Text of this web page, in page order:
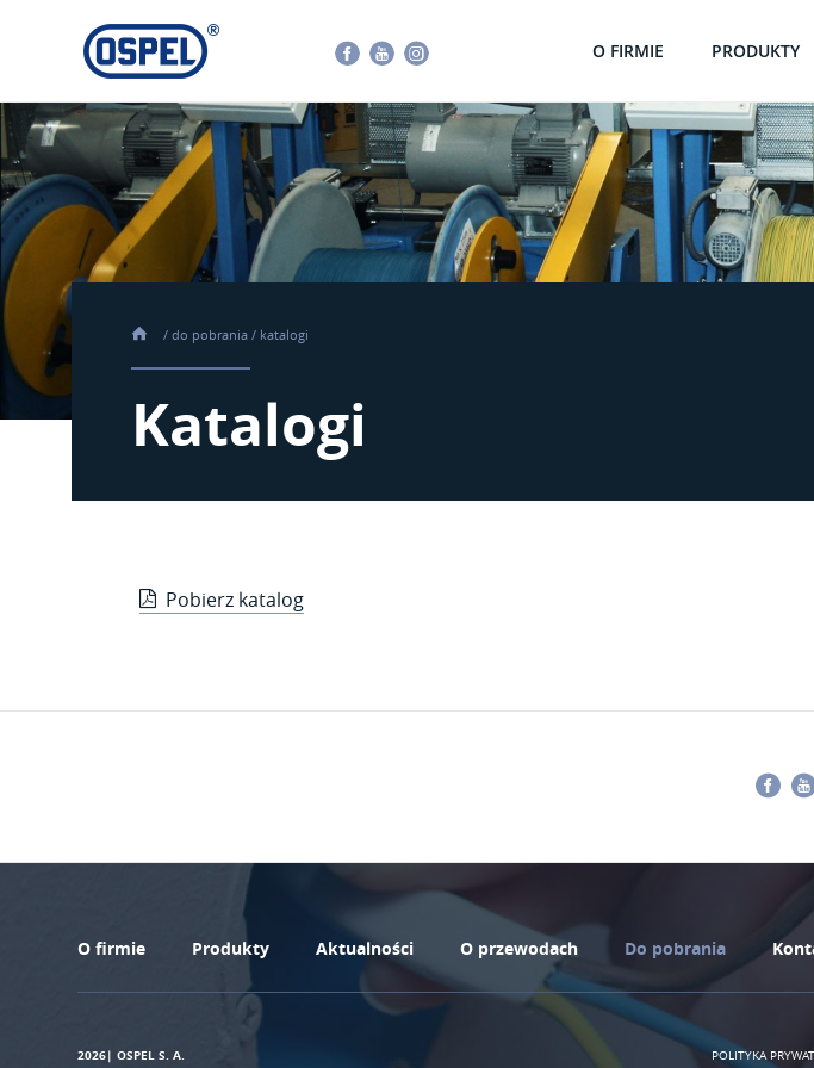
Instagram O FIRMIE PRODUKTY
/ do pobrania / katalogi
Katalogi
Pobierz katalog
Instagram
O firmie Produkty Aktualności O przewodach Do pobrania
2026| OSPEL S. A. POLITYKA